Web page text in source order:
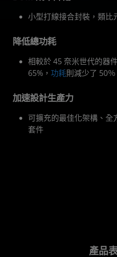
小型打線接合封裝，類比
降低總功耗
相較於 45 奈米世代的器
65%， 功耗則減少了 50％
加速設計生產力
可擴充的最佳化架構、全
套件
產品